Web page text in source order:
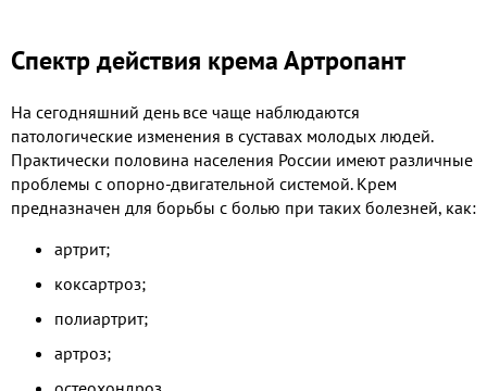
Спектр действия крема Артропант
На сегодняшний день все чаще наблюдаются
патологические изменения в суставах молодых людей.
Практически половина населения России имеют различные
проблемы с опорно-двигательной системой. Крем
предназначен для борьбы с болью при таких болезней, как:
артрит;
коксартроз;
полиартрит;
артроз;